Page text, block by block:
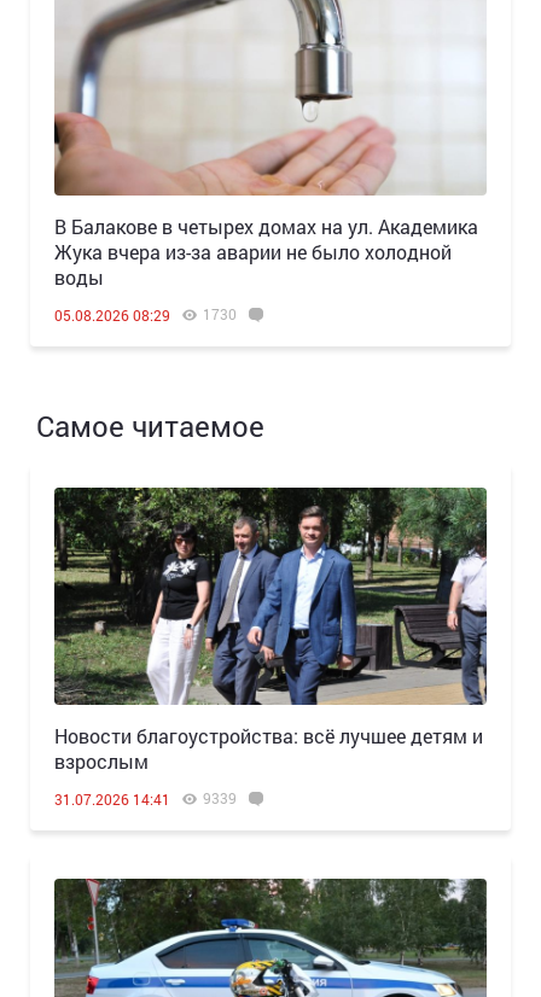
В Балакове в четырех домах на ул. Академика
Жука вчера из-за аварии не было холодной
воды
05.08.2026 08:29 1730
Самое читаемое
Новости благоустройства: всё лучшее детям и
взрослым
31.07.2026 14:41 9339